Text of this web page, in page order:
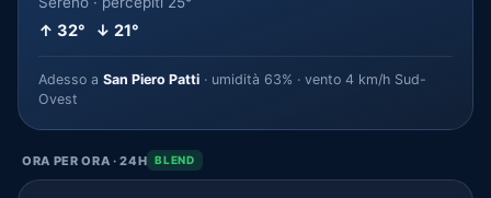
↑ 32° ↓ 21°
Adesso a San Piero Patti · umidità 63% · vento 4 km/h Sud-
Ovest
ORA PER ORA · 24H BLEND